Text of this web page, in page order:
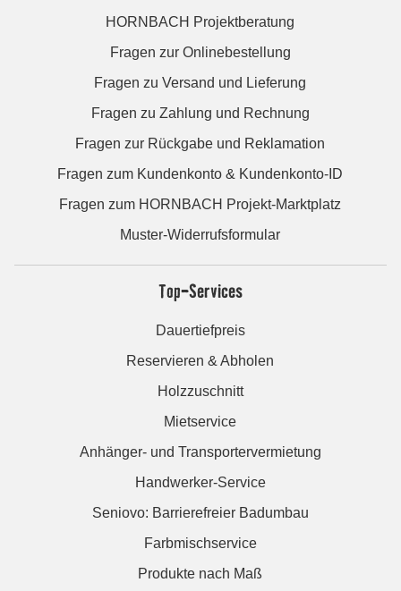
HORNBACH Projektberatung
Fragen zur Onlinebestellung
Fragen zu Versand und Lieferung
Fragen zu Zahlung und Rechnung
Fragen zur Rückgabe und Reklamation
Fragen zum Kundenkonto & Kundenkonto-ID
Fragen zum HORNBACH Projekt-Marktplatz
Muster-Widerrufsformular
Top-Services
Dauertiefpreis
Reservieren & Abholen
Holzzuschnitt
Mietservice
Anhänger- und Transportervermietung
Handwerker-Service
Seniovo: Barrierefreier Badumbau
Farbmischservice
Produkte nach Maß